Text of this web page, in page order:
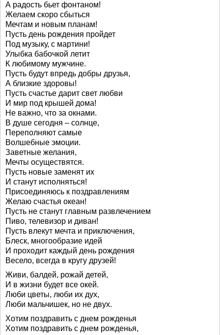
А радость бьет фонтаном!
Желаем скоро сбыться
Мечтам и новым планам!
Пусть день рождения пройдет
Под музыку, с мартини!
Улыбка бабочкой летит
К любимому мужчине.
Пусть будут впредь добры друзья,
А близкие здоровы!
Пусть счастье дарит свет любви
И мир под крышей дома!
Не важно, что за окнами.
В душе сегодня – солнце,
Переполняют самые
Волшебные эмоции.
Заветные желания,
Мечты осуществятся.
Пусть новые заменят их
И станут исполняться!
Присоединяюсь к поздравлениям
Желаю счастья океан!
Пусть не станут главным развлечением
Пиво, телевизор и диван!
Пусть влекут мечта и приключения,
Блеск, многообразие идей
И проходит каждый день рождения
Весело, всегда в кругу друзей!
Живи, балдей, рожай детей,
И в жизни будет все окей.
Люби цветы, люби их дух,
Люби мальчишек, но не двух.
Хотим поздравить с днем рожденья
Хотим поздравить с днем рожденья,